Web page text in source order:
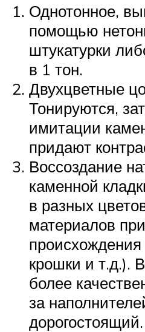
Однотонное,
помощью
штукатурки
в 1 тон.
Двухцветные
Тонируются,
имитации
придают
Воссоздание
каменной
в разных
материалов
крошки и т.д.).
более
за
дорогостоящий.